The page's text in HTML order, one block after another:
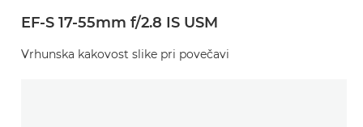
EF-S 17-55mm f/2.8 IS USM
Vrhunska kakovost slike pri povečavi